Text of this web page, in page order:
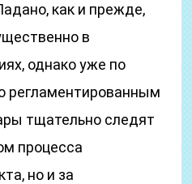
как и прежде,
в
однако уже по
регламентированным
тщательно следят
процесса
но и за